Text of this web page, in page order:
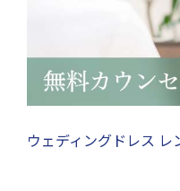
ウェディングドレス レ